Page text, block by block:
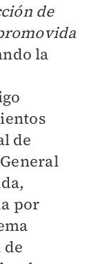
de
la
de
por
de